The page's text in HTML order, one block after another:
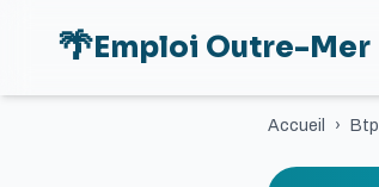
🌴Emploi Outre-Mer
Accueil › Btp